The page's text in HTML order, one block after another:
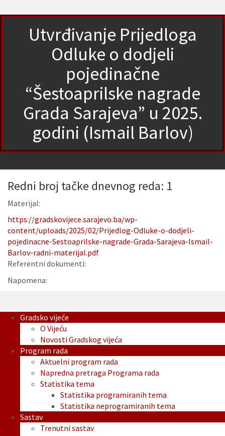
Utvrđivanje Prijedloga
Odluke o dodjeli
pojedinačne
“Šestoaprilske nagrade
Grada Sarajeva” u 2025.
godini (Ismail Barlov)
Redni broj tačke dnevnog reda: 1
Materijal:
https://gradskovijece.sarajevo.ba/wp-
content/uploads/2025/02/Prijedlog-Odluke-o-dodjeli-
pojedinacne-Sestoaprilske-nagrade-Grada-Sarajeva-Ismail-
Barlov-radni-materijal.pdf
Referentni dokumenti:
Napomena:
Gradsko vijeće
O Vijeću
Novosti Gradskog vijeća
Program rada
Aktuelni program rada
Napredna pretraga Programa rada
Statistika tema
Statistika programiranih tema
Statistika neprogramiranih tema
Sastav
Trenutni sastav